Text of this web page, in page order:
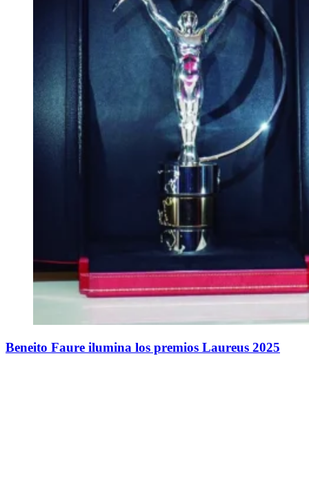
Beneito Faure ilumina los premios Laureus 2025